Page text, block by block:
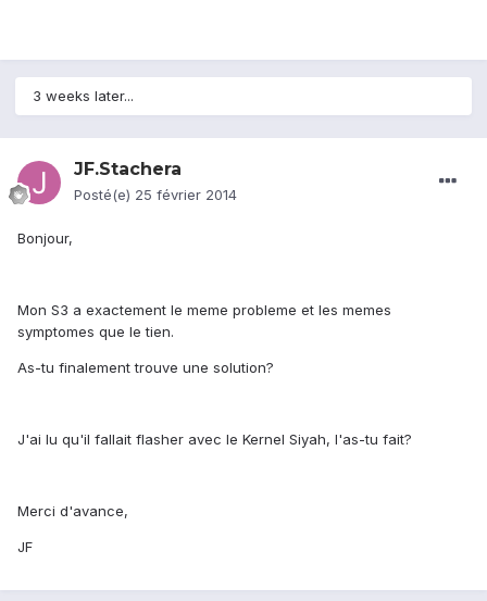
3 weeks later...
JF.Stachera
Posté(e) 25 février 2014
Bonjour,
Mon S3 a exactement le meme probleme et les memes
symptomes que le tien.
As-tu finalement trouve une solution?
J'ai lu qu'il fallait flasher avec le Kernel Siyah, l'as-tu fait?
Merci d'avance,
JF